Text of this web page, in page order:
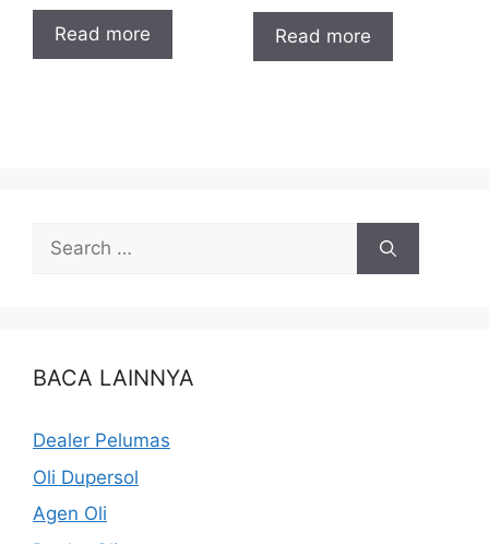
Read more Read more
BACA LAINNYA
Dealer Pelumas
Oli Dupersol
Agen Oli